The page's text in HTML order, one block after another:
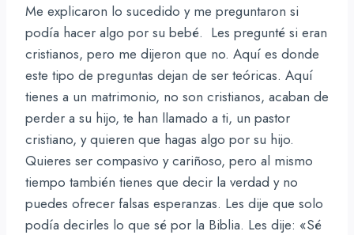
Me explicaron lo sucedido y me preguntaron si
podía hacer algo por su bebé. Les pregunté si eran
cristianos, pero me dijeron que no. Aquí es donde
este tipo de preguntas dejan de ser teóricas. Aquí
tienes a un matrimonio, no son cristianos, acaban de
perder a su hijo, te han llamado a ti, un pastor
cristiano, y quieren que hagas algo por su hijo.
Quieres ser compasivo y cariñoso, pero al mismo
tiempo también tienes que decir la verdad y no
puedes ofrecer falsas esperanzas. Les dije que solo
podía decirles lo que sé por la Biblia. Les dije: «Sé